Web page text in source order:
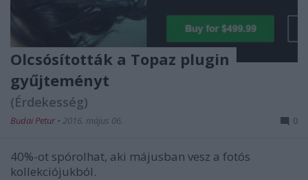
Olcsósították a Topaz plugin
gyűjteményt
(Érdekesség)
Budai Petur • 2016. május 06. 0
40%-ot spórolhat, aki májusban vesz a fotós
kollekciójukból.